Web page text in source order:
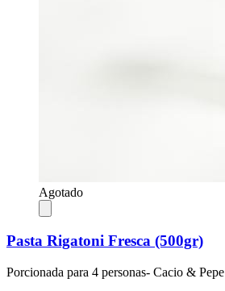
Agotado
Pasta Rigatoni Fresca (500gr)
Porcionada para 4 personas- Cacio & Pepe